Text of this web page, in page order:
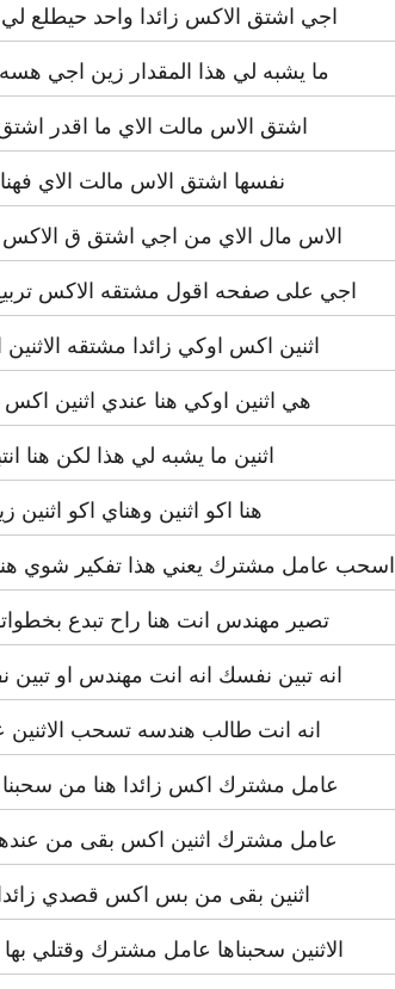
اجي اشتق الاكس زائدا واحد حيطلع
ما يشبه لي هذا المقدار زين اجي
اشتق الاس مالت الاي ما اقدر
نفسها اشتق الاس مالت الاي
الاس مال الاي من اجي اشتق ق الاكس
اجي على صفحه اقول مشتقه الاكس
اثنين اكس اوكي زائدا مشتقه
هي اثنين اوكي هنا عندي اثنين اكس
اثنين ما يشبه لي هذا لكن هنا
هنا اكو اثنين وهناي اكو اثنين
اسحب عامل مشترك يعني هذا تفكير شوي
تصير مهندس انت هنا راح تبدع
انه تبين نفسك انه انت مهندس او
انه انت طالب هندسه تسحب الاثنين
عامل مشترك اكس زائدا هنا من سحبنا
عامل مشترك اثنين اكس بقى من
اثنين بقى من بس اكس قصدي
الاثنين سحبناها عامل مشترك وقتلي